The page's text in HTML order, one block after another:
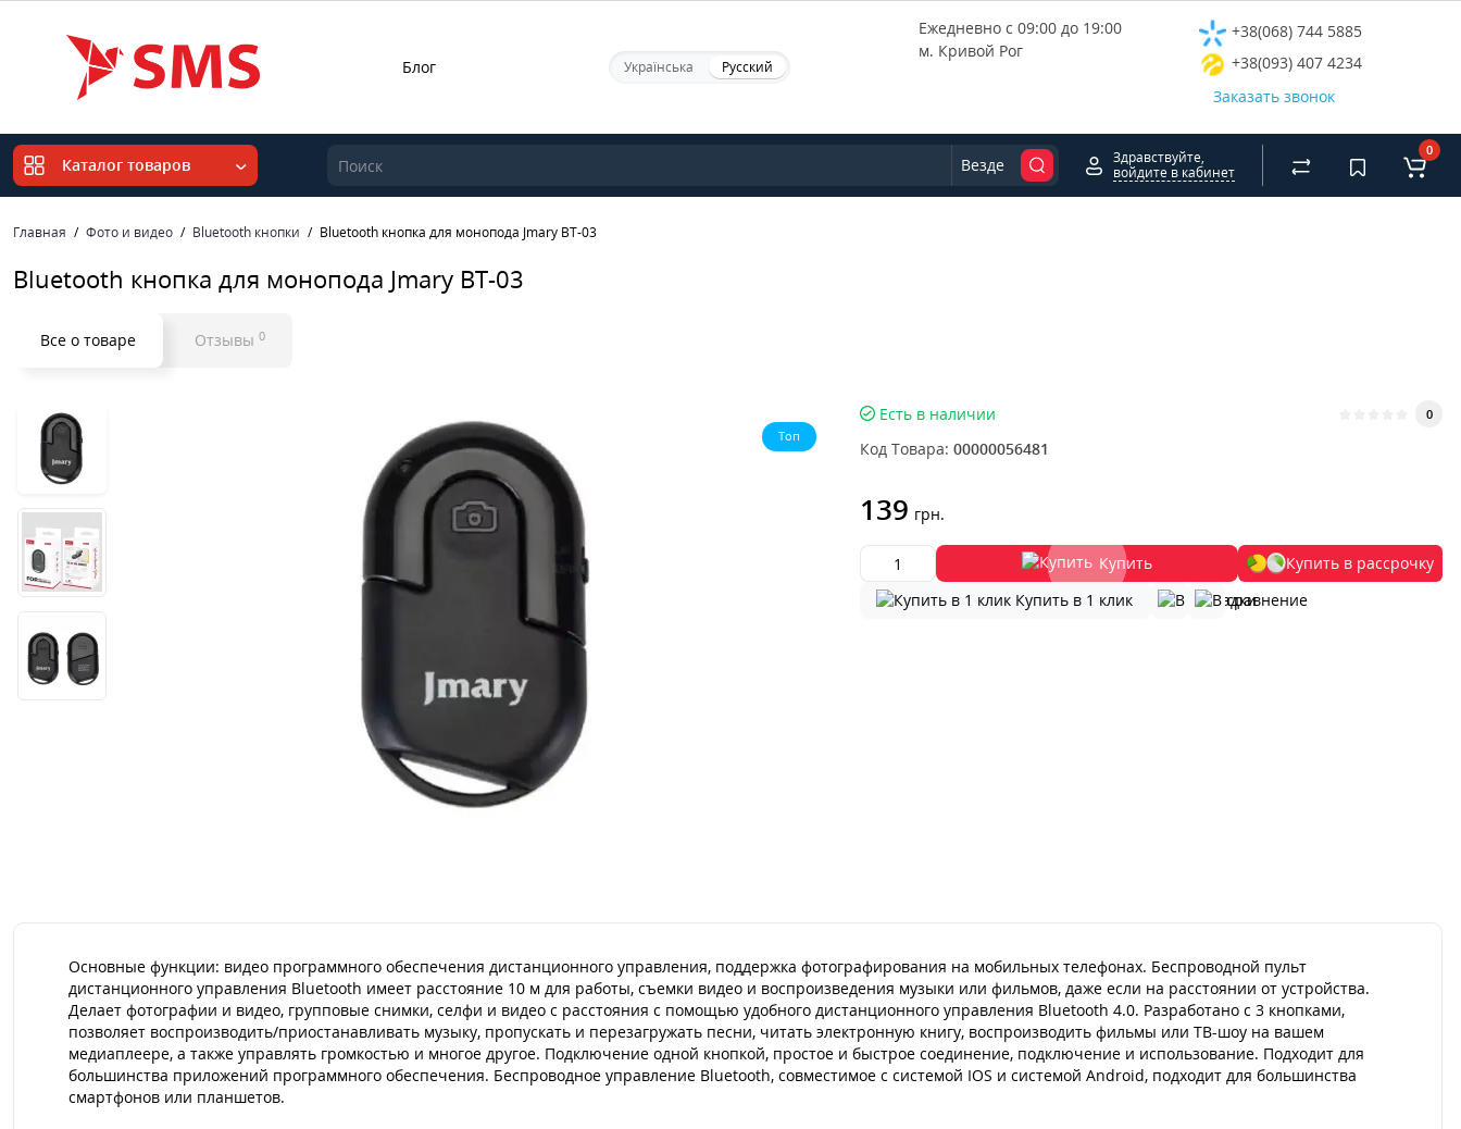
Блог Українська Русский
Ежедневно с 09:00 до 19:00
м. Кривой Рог
+38(068) 744 5885
+38(093) 407 4234
Заказать звонок
Каталог товаров Везде
Здравствуйте,
войдите в кабинет
0
Главная Фото и видео Bluetooth кнопки Bluetooth кнопка для монопода Jmary BT-03
Bluetooth кнопка для монопода Jmary BT-03
Все о товаре Отзывы 0
Топ
Есть в наличии 0
Код Товара: 00000056481
139 грн.
Купить
Купить в рассрочку
Купить в 1 клик
Основные функции: видео программного обеспечения дистанционного управления, поддержка фотографирования на мобильных телефонах. Беспроводной пульт
дистанционного управления Bluetooth имеет расстояние 10 м для работы, съемки видео и воспроизведения музыки или фильмов, даже если на расстоянии от устройства.
Делает фотографии и видео, групповые снимки, селфи и видео с расстояния с помощью удобного дистанционного управления Bluetooth 4.0. Разработано с 3 кнопками,
позволяет воспроизводить/приостанавливать музыку, пропускать и перезагружать песни, читать электронную книгу, воспроизводить фильмы или ТВ-шоу на вашем
медиаплеере, а также управлять громкостью и многое другое. Подключение одной кнопкой, простое и быстрое соединение, подключение и использование. Подходит для
большинства приложений программного обеспечения. Беспроводное управление Bluetooth, совместимое с системой IOS и системой Android, подходит для большинства
смартфонов или планшетов.